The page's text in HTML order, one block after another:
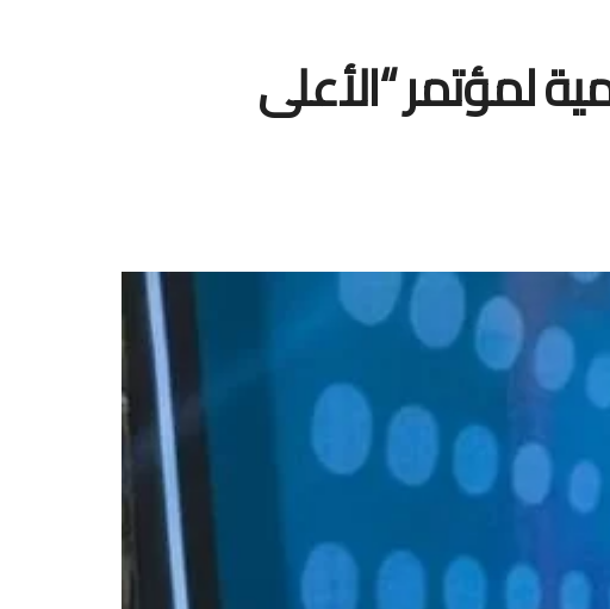
لمؤتمر “الأعلى